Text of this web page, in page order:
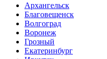
Архангельск
Благовещенск
Волгоград
Воронеж
Грозный
Екатеринбург